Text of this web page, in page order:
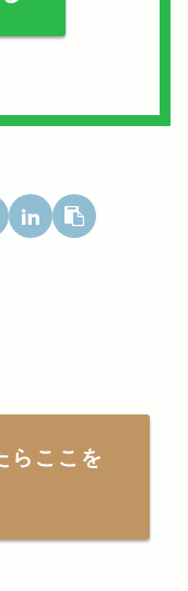
らここを